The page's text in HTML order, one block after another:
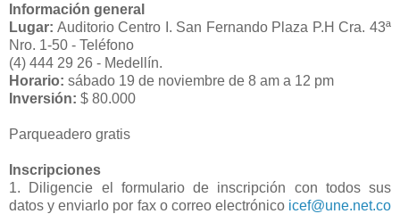
Información general
Lugar: Auditorio Centro I. San Fernando Plaza P.H Cra. 43ª
Nro. 1-50 - Teléfono
(4) 444 29 26 - Medellín.
Horario: sábado 19 de noviembre de 8 am a 12 pm
Inversión: $ 80.000
Parqueadero gratis
Inscripciones
1. Diligencie el formulario de inscripción con todos sus
datos y enviarlo por fax o correo electrónico icef@une.net.co